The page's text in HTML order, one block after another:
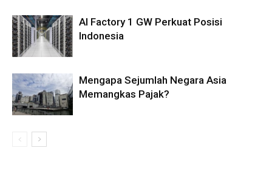
AI Factory 1 GW Perkuat Posisi
Indonesia
Mengapa Sejumlah Negara Asia
Memangkas Pajak?